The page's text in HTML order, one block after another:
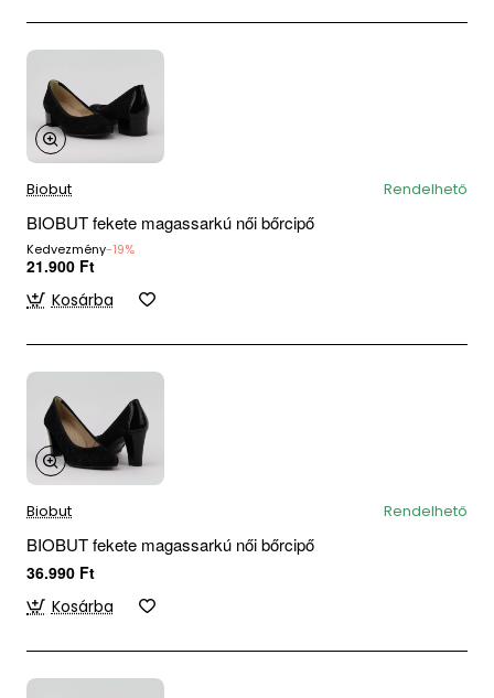
Biobut Rendelhető
BIOBUT fekete magassarkú női bőrcipő
Kedvezmény-19%
21.900 Ft
Kosárba
Biobut Rendelhető
BIOBUT fekete magassarkú női bőrcipő
36.990 Ft
Kosárba